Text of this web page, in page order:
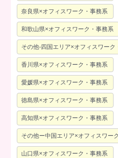
奈良県×オフィスワーク・事務系
和歌山県×オフィスワーク・事務系
その他-四国エリア×オフィスワーク
香川県×オフィスワーク・事務系
愛媛県×オフィスワーク・事務系
徳島県×オフィスワーク・事務系
高知県×オフィスワーク・事務系
その他ー中国エリア×オフィスワー
山口県×オフィスワーク・事務系